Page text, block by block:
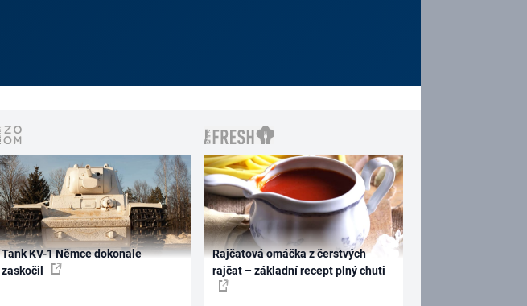
Tank KV-1 Němce dokonale
zaskočil
Rajčatová omáčka z čerstvých
rajčat – základní recept plný chuti